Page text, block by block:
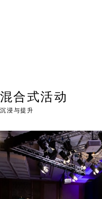
混合式活动
沉浸与提升